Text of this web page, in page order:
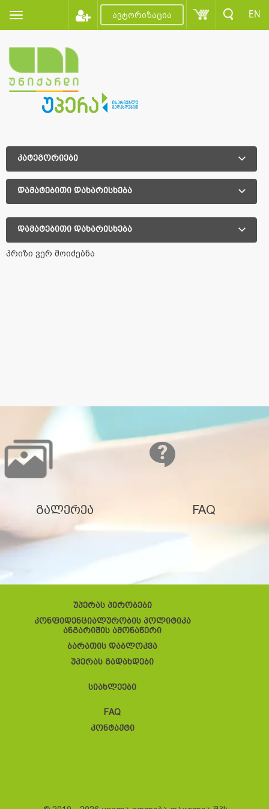
ავტორიზაცია EN
კატეგორიები
დამატებითი დახარისხება
დამატებითი დახარისხება
პრიზი ვერ მოიძებნა
გალერეა FAQ
უპერას პირობები
კონფიდენციალურობის პოლიტიკა
ანგარიშის ამონაწერი
ბარათის დაბლოკვა
უპერას გადახდები
სიახლეები
FAQ
კონტაქტი